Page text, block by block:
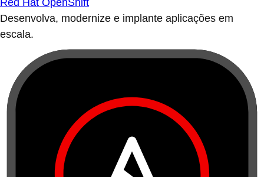
Red Hat OpenShift
Desenvolva, modernize e implante aplicações em
escala.